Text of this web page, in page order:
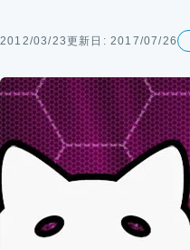
2012/03/23更新日: 2017/07/26